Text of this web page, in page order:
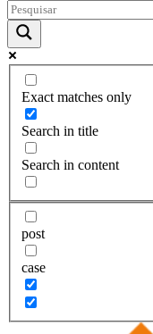
Exact matches only
Search in title
Search in content
post
case